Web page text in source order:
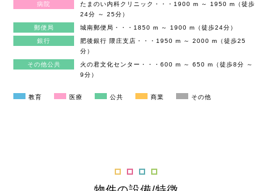
病院
たまのい内科クリニック・・・1900 m ～ 1950 m（徒歩
24分 ～ 25分）
郵便局
城南郵便局・・・1850 m ～ 1900 m（徒歩24分）
銀行
肥後銀行 隈庄支店・・・1950 m ～ 2000 m（徒歩25
分）
その他公共
火の君文化センター・・・600 m ～ 650 m（徒歩8分 ～
9分）
教育 医療 公共 商業 その他